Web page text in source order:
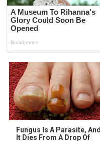
Fungus Is A Parasite, And
It Dies From A Drop Of